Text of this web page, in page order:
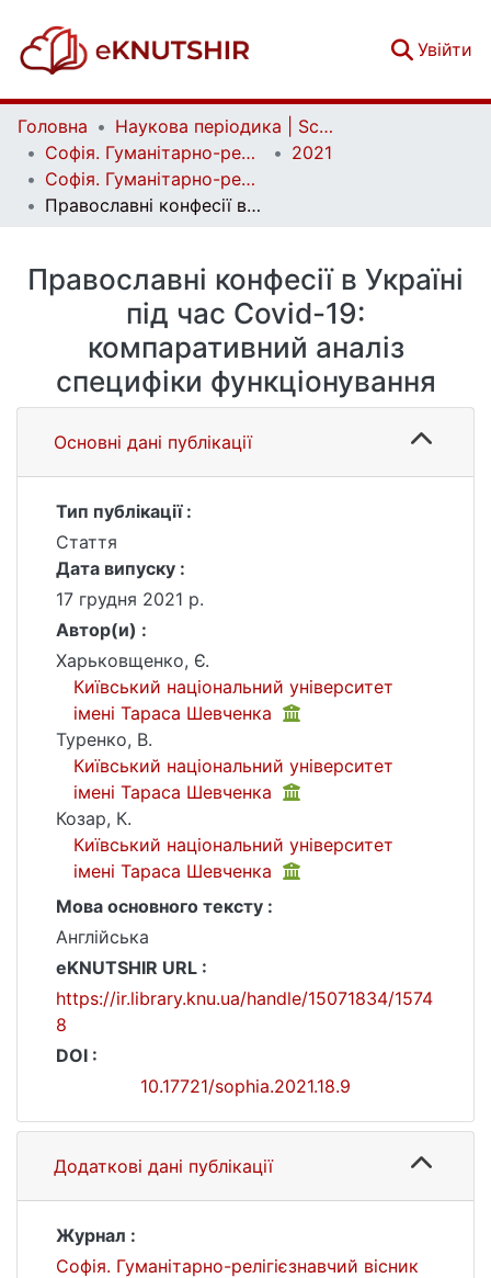
Увійти
Головна
Наукова періодика | Scientific periodicals
Софія. Гуманітарно-релігієзнавчий вісник | Sophia. Human and Religious Studies Bulletin
2021
Софія. Гуманітарно-релігієзнавчий вісник. № 2 (18)
Православні конфесії в Україні під час Сovid-19: компаративний аналіз специфіки функціонування
Православні конфесії в Україні
під час Сovid-19:
компаративний аналіз
специфіки функціонування
Основні дані публікації
Тип публікації :
Стаття
Дата випуску :
17 грудня 2021 р.
Автор(и) :
Харьковщенко, Є.
Київський національний університет
імені Тараса Шевченка
Туренко, В.
Київський національний університет
імені Тараса Шевченка
Козар, К.
Київський національний університет
імені Тараса Шевченка
Мова основного тексту :
Англійська
eKNUTSHIR URL :
https://ir.library.knu.ua/handle/15071834/1574
8
DOI :
10.17721/sophia.2021.18.9
Додаткові дані публікації
Журнал :
Софія. Гуманітарно-релігієзнавчий вісник